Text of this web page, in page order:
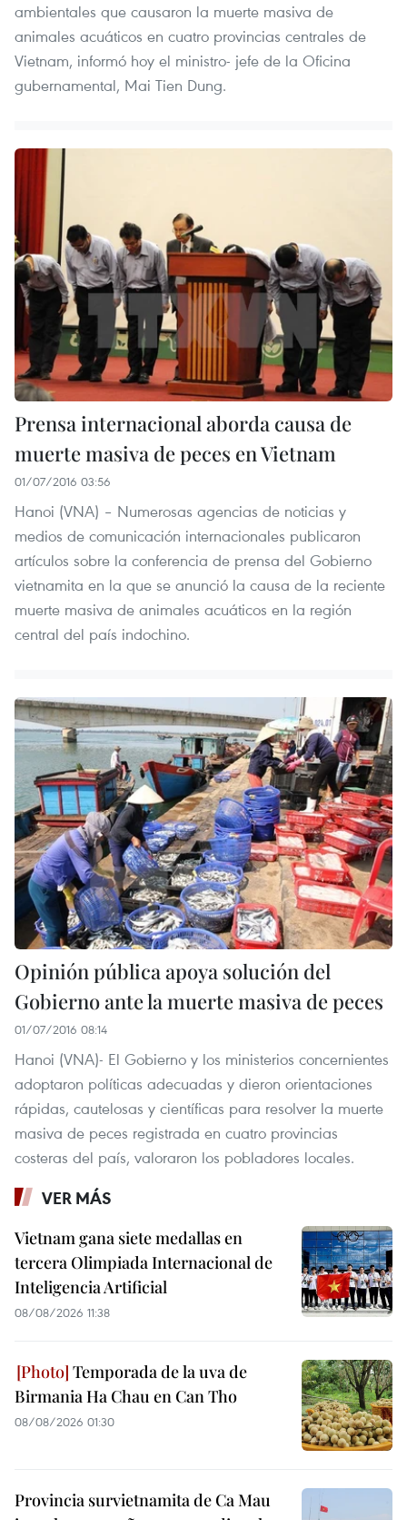
ambientales que causaron la muerte masiva de
animales acuáticos en cuatro provincias centrales de
Vietnam, informó hoy el ministro- jefe de la Oficina
gubernamental, Mai Tien Dung.
Prensa internacional aborda causa de
muerte masiva de peces en Vietnam
01/07/2016 03:56
Hanoi​ (VNA) – Numerosas agencias de noticias y
medios de comunicación internacionales publicaron
artículos sobre la conferencia de prensa del Gobierno
vietnamita en la que se anunció la causa de la reciente
muerte masiva de animales acuáticos en la región
central del país indochino.
Opinión pública apoya solución del
Gobierno ante la muerte masiva de peces
01/07/2016 08:14
Hanoi​ (VNA)- El Gobierno y los ministerios concernientes
adoptaron políticas adecuadas y dieron orientaciones
rápidas, cautelosas y científicas para resolver la muerte
masiva de peces registrada en cuatro provincias
costeras del país, valoraron los pobladores locales.
VER MÁS
Vietnam gana siete medallas en
tercera Olimpiada Internacional de
Inteligencia Artificial
08/08/2026 11:38
Temporada de la uva de
Birmania Ha Chau en Can Tho
08/08/2026 01:30
Provincia survietnamita de Ca Mau